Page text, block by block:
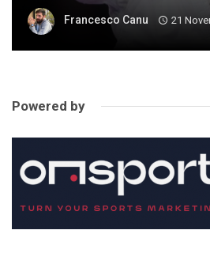
Francesco Canu 21
Powered by